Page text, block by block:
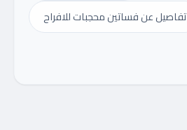
تفاصيل عن فساتين محجبات للافراح